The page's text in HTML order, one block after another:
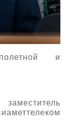
и
заместитель